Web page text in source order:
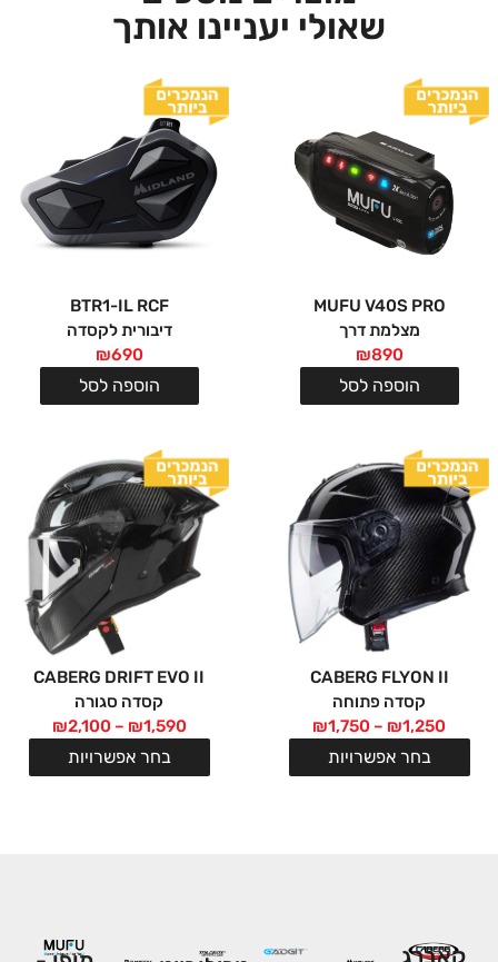
שאולי יעניינו אותך
MUFU V40S PRO
מצלמת דרך
₪890
הוספה לסל
BTR1-IL RCF
דיבורית לקסדה
₪690
הוספה לסל
CABERG FLYON II
קסדה פתוחה
₪1,250
–
₪1,750
בחר אפשרויות
CABERG DRIFT EVO II
קסדה סגורה
₪1,590
–
₪2,100
בחר אפשרויות